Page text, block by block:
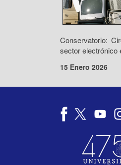
Conservatorio:
sector electrónico
15 Enero 2026